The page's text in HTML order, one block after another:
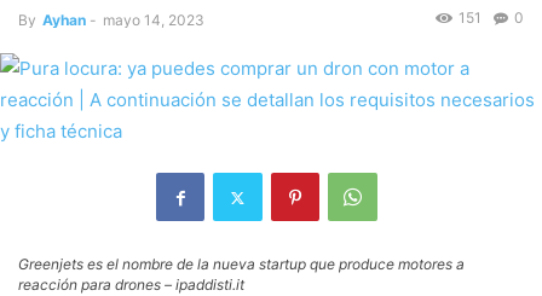
By Ayhan - mayo 14, 2023 0
151
Greenjets es el nombre de la nueva startup que produce motores a
reacción para drones – ipaddisti.it